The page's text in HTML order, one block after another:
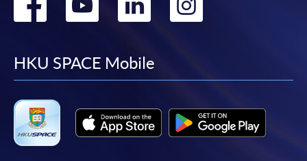
報讀新課程
凡以「先到先得」為取錄方式的課程，請填妥
SF26報名表，親往報名中心或以郵遞方式連同學
[ 下載報名表SF26]
facebook
youtube
linkedin
HKU SPACE Mobile